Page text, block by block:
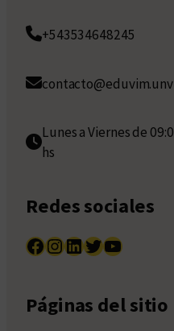
+543534648245
Lunes a Viernes de
hs
Redes sociales
Facebook InstagramLinkedIn Twitter YouTube
Páginas del sitio